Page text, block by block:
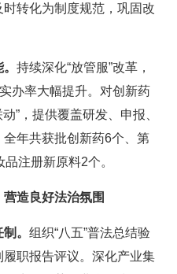
转化为制度规范，巩固改
持续深化“放管服”改革，
办率大幅提升。对创新药
”，提供覆盖研发、申报、
全年共获批创新药6个、第
注册新原料2个。
造良好法治氛围
。 组织“八五”普法总结验
职报告评议。深化产业集